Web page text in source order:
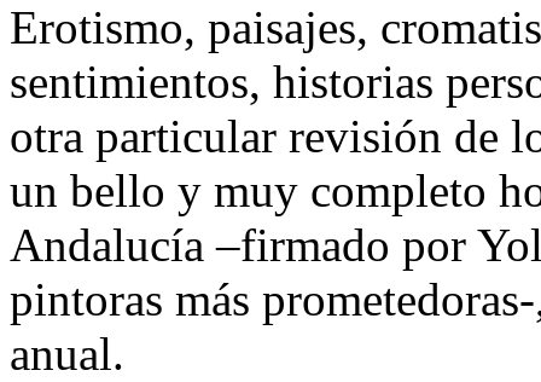
Erotismo, paisajes,
sentimientos, historias
otra particular revisión de
un bello y muy completo
Andalucía –firmado por
pintoras más
anual.